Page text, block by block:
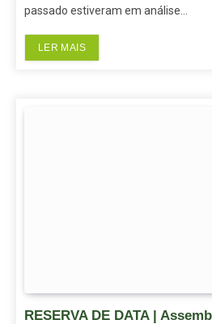
passado estiveram em análise…
LER MAIS
RESERVA DE DATA |